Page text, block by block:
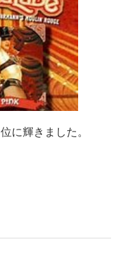
位に輝きました。